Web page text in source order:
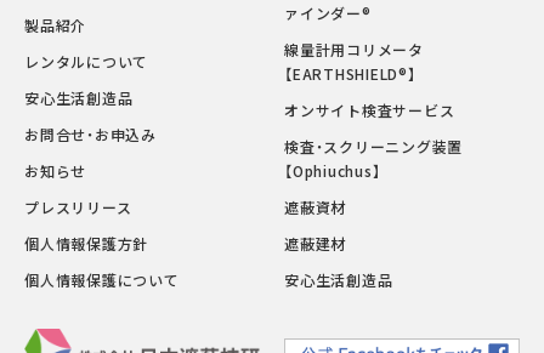
製品紹介
レンタルについて
安心生活創造品
お問合せ・お申込み
お知らせ
プレスリリース
個人情報保護方針
個人情報保護について
ァインダー®
線量計用コリメータ
【EARTHSHIELD®】
オンサイト検査サービス
検査・スクリーニング装置
【Ophiuchus】
遮蔽資材
遮蔽建材
安心生活創造品